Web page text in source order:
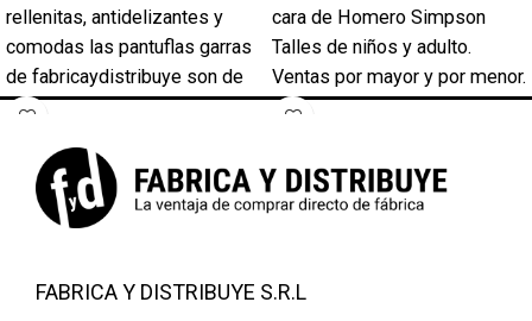
rellenitas, antidelizantes y
comodas las pantuflas garras
de fabricaydistribuye son de
excelente calidad con todos
modelos Garras Animal Print
Leopardo, Dalmata etc Color
fuccia beige azul francia negro
PRECIOS POR
cara de Homero Simpson
Talles de niños y adulto.
Ventas por mayor y por menor.
Solicite su lista de precios.
FABRICA Y DISTRIBUYE S.R.L